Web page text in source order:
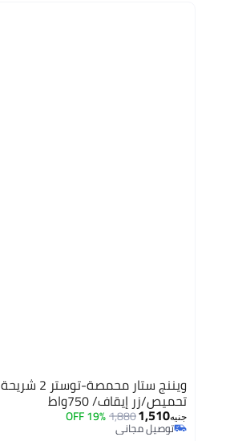
تحميص/زر إيقاف/ 750واط
جنيه1,510
1,880
19% OFF توصيل مجاني
باقي 1 وحدات في المخزون